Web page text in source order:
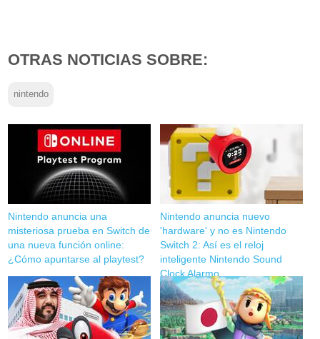
OTRAS NOTICIAS SOBRE:
nintendo
Nintendo anuncia una
misteriosa prueba en Switch de
una nueva función online:
¿Cómo apuntarse al playtest?
Nintendo anuncia nuevo
'hardware' y no es Nintendo
Switch 2: Así es el reloj
inteligente Nintendo Sound
Clock Alarmo